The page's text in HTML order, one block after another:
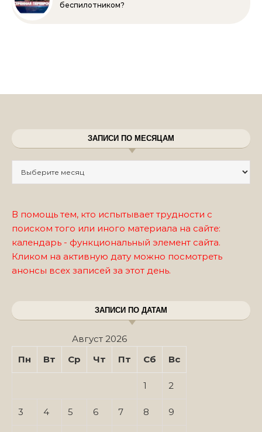
беспилотником?
ЗАПИСИ ПО МЕСЯЦАМ
В помощь тем, кто испытывает трудности с
поиском того или иного материала на сайте:
календарь - функциональный элемент сайта.
Кликом на активную дату можно посмотреть
анонсы всех записей за этот день.
ЗАПИСИ ПО ДАТАМ
Август 2026
Пн
Вт Ср Чт Пт Сб Вс
1 2
3 4 5 6 7 8 9